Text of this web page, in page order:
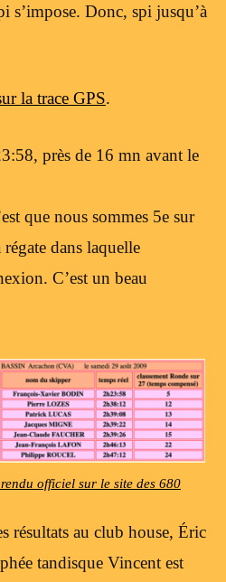
s’impose. Donc, spi jusqu’à
la trace GPS.
près de 16 mn avant le
que nous sommes 5e sur
dans laquelle
C’est un beau
officiel sur le site des 680
résultats au club house, Éric
tandisque Vincent est